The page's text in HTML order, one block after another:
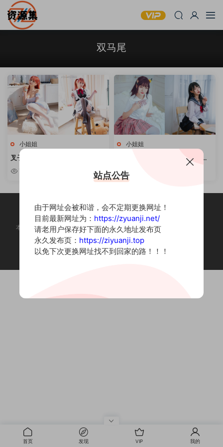
双马尾
小姐姐
叉子宝宝 – COSPLAY写真作品精
选 [持续更新]
7.65w
小姐姐
lovely呆玄 – 11套cos合集 [持续
1.51k
本站为摄影写真图片网站，内容来自网络收集整理，仅作个人学习使用。
如有违法内容请联系删除
Copyright © 2022 资源集
首页 发现 VIP 我的
站点公告
由于网址会被和谐，会不定期更换网址！
目前最新网址为： https://zyuanji.net/
请老用户保存好下面的永久地址发布页
永久发布页： https://ziyuanji.top
以免下次更换网址找不到回家的路！！！